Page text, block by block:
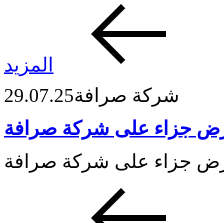
المزيد
29.07.25شركة صرافة
جزاء على شركة صرافة